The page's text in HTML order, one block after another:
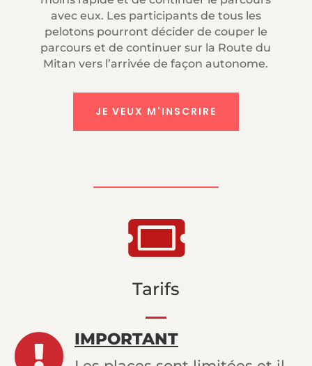
avec eux. Les participants de tous les
pelotons pourront décider de couper le
parcours et de continuer sur la Route du
Mitan vers l’arrivée de façon autonome.
JE VEUX M'INSCRIRE

Tarifs
IMPORTANT